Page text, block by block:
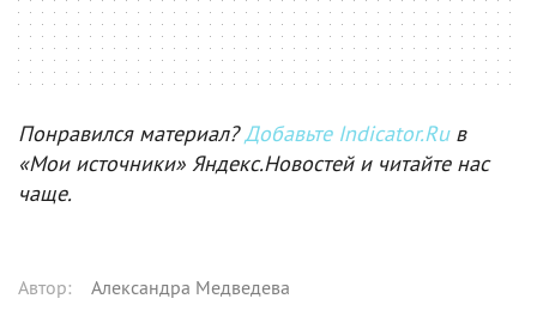
Понравился материал?Добавьте Indicator.Ruв
«Мои источники» Яндекс.Новостей и читайте нас
чаще.
Автор: Александра Медведева